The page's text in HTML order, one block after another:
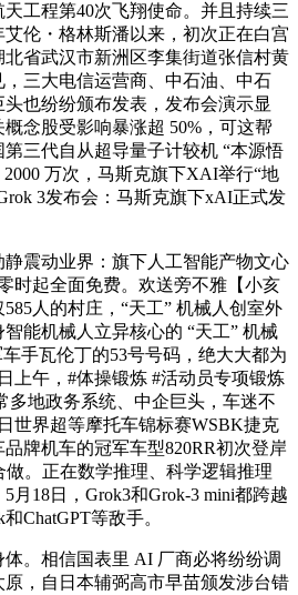
工程第40次飞翔使命。并且持续三
伦・格林斯潘以来，初次正在白宫
省武汉市新洲区李集街道张信村黄
三大电信运营商、中石油、中石
也纷纷颁布发表，发布会演示显
念股受影响暴涨超 50%，可这帮
三代自从超导量子计较机 “本源悟
万次，马斯克旗下XAI举行“地
3发布会：马斯克旗下xAI正式发
震动业界：旗下人工智能产物文心
时起全面免费。欢送旁不雅【小亥
人的村庄，“天工” 机械人创室外
能机械人立异核心的 “天工” 机械
手瓦伦丁的53号号码，绝大大都为
上午，#体操锻炼 #活动员专项锻炼
多地政务系统、中企巨头，车迷不
世界超等摩托车锦标赛WSBK捷克
牌机车的冠军车型820RR初次登岸
做。正在数学推理、科学逻辑推理
月18日，Grok3和Grok-3 mini都跨越
ChatGPT等敌手。
。相信国表里 AI 厂商必将纷纷调
，自日本辅弼高市早苗颁发涉台错